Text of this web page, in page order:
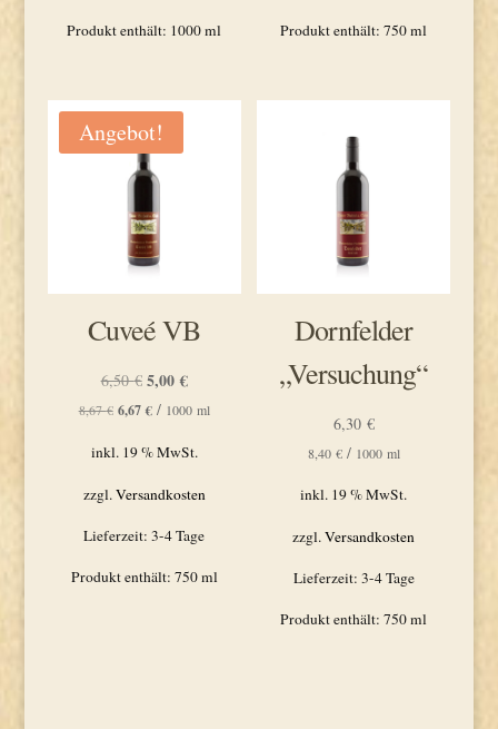
Produkt enthält: 1000ml Produkt enthält: 750ml
Angebot!
Cuveé VB
6,50€ Ursprünglicher
Preis
5,00€Aktueller
Preis
8,67€ 6,67€/ 1000 ml
inkl. 19 % MwSt.
zzgl. Versandkosten
Lieferzeit:3-4 Tage
Produkt enthält: 750ml
Dornfelder
„Versuchung“
6,30 €
8,40 €/ 1000 ml
inkl. 19 % MwSt.
zzgl.Versandkosten
Lieferzeit: 3-4 Tage
Produkt enthält: 750ml